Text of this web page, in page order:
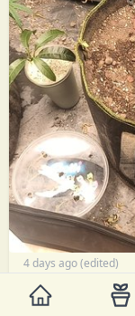
4 days ago (edited)
6 people like this post